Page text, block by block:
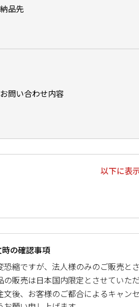
納品先
お問い合わせ内容
以下に表
時の確認事項
恐縮ですが、法人様のみのご販売と
の販売は日本国内限定とさせていただ
文後、お客様のご都合によるキャン